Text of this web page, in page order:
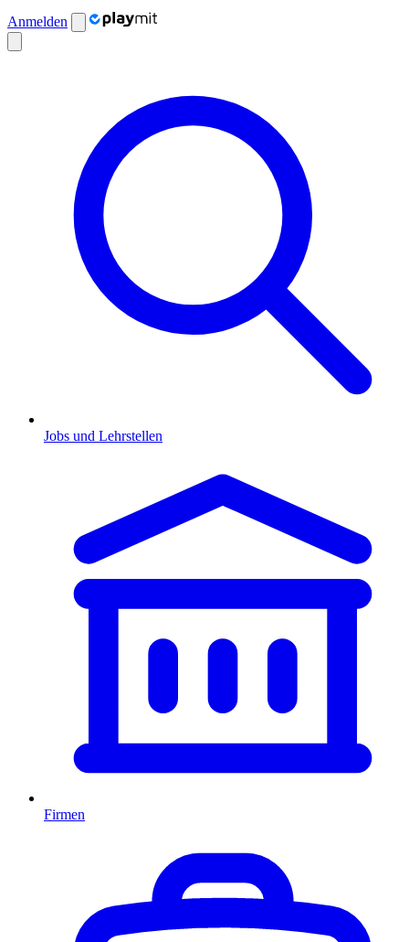
Anmelden
Jobs und Lehrstellen
Firmen